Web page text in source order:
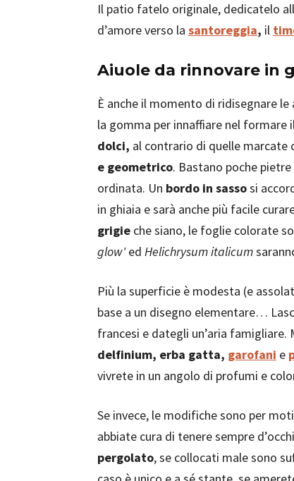
Il patio fatelo originale, dedicatelo
d’amore verso la santoreggia, il
Aiuole da rinnovare in
È anche il momento di ridisegnare
la gomma per innaffiare nel
dolci, al contrario di quelle marcate
e geometrico. Bastano poche
ordinata. Un bordo in sassosi
in ghiaia e sarà anche più facile
grigie che siano, le foglie colorate
glow'ed Helichrysum italicum
Più la superficie è modesta (e
base a un disegno elementare…
francesi e dategli un’aria
delfinium, erba gatta, garofani e
vivrete in un angolo di profumi e
Se invece, le modifiche sono per
abbiate cura di tenere sempre
pergolato, se collocati male sono